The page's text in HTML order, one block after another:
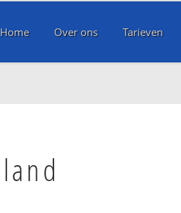
Home Over ons Tarieven